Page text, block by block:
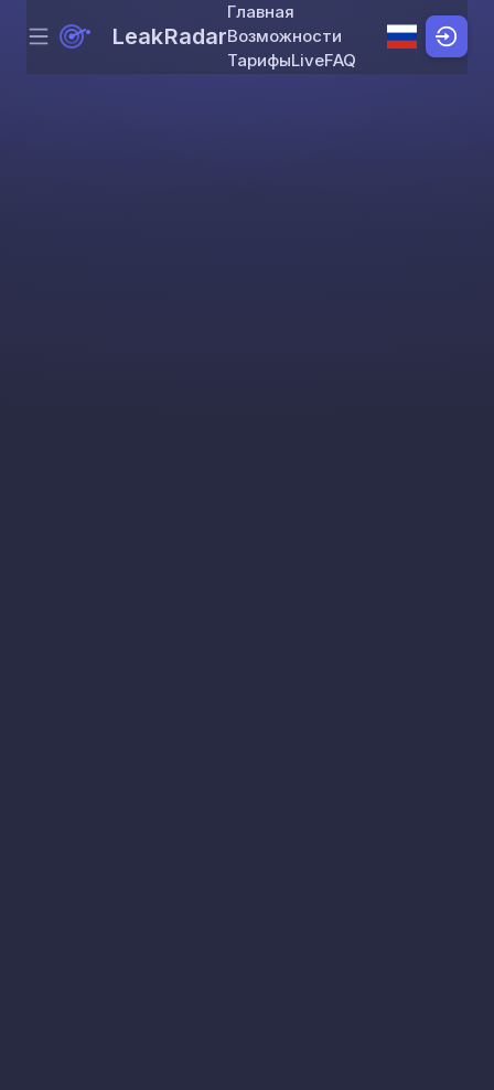
Skip to content
Menu LeakRadar
Главная
Возможности
ТарифыLiveFAQ